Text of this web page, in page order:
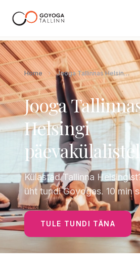
Home Jooga Tallinnas Helsingi päevakülalistele
Jooga
Helsingi
Külastad Tallinna
üht tundi Goyogas. 10 min
TULE TUNDI TÄNA